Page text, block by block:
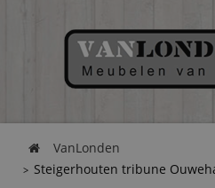
VanLonden
Steigerhouten tribune